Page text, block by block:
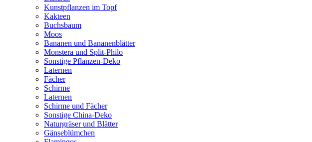
Kunstpflanzen im Topf
Kakteen
Buchsbaum
Moos
Bananen und Bananenblätter
Monstera und Split-Philo
Sonstige Pflanzen-Deko
Laternen
Fächer
Schirme
Laternen
Schirme und Fächer
Sonstige China-Deko
Naturgräser und Blätter
Gänseblümchen